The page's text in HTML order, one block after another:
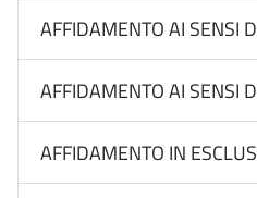
AFFIDAMENTO AI SENSI
AFFIDAMENTO AI SENSI
AFFIDAMENTO IN